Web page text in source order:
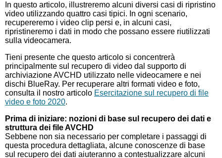
In questo articolo, illustreremo alcuni diversi casi di ripristino
video utilizzando quattro casi tipici. In ogni scenario,
recupereremo i video clip persi e, in alcuni casi,
ripristineremo i dati in modo che possano essere riutilizzati
sulla videocamera.
Tieni presente che questo articolo si concentrerà
principalmente sul recupero di video dal supporto di
archiviazione AVCHD utilizzato nelle videocamere e nei
dischi BlueRay. Per recuperare altri formati video e foto,
consulta il nostro articolo Esercitazione sul recupero di file
video e foto 2020.
Prima di iniziare: nozioni di base sul recupero dei dati e
struttura dei file AVCHD
Sebbene non sia necessario per completare i passaggi di
questa procedura dettagliata, alcune conoscenze di base
sul recupero dei dati aiuteranno a contestualizzare alcuni